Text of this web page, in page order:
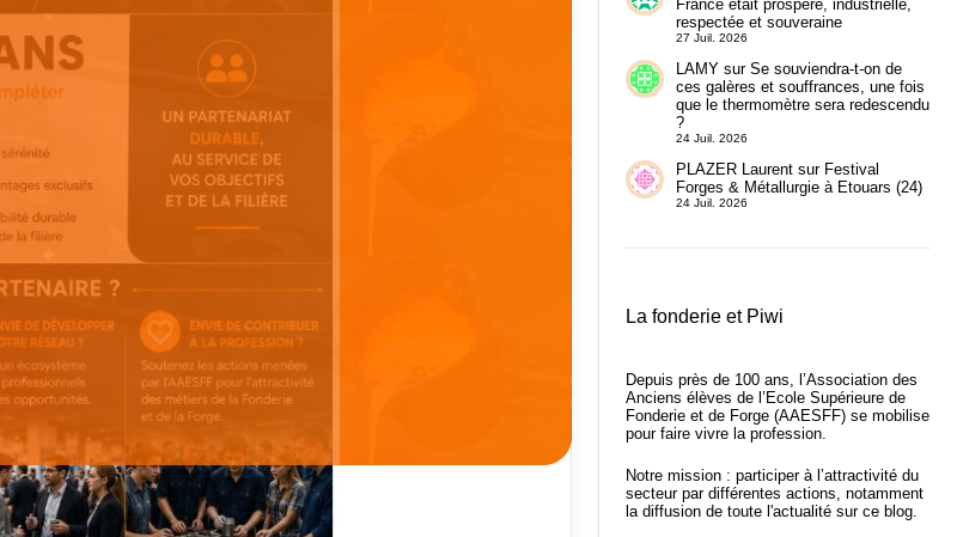
France était prospère, industrielle,
respectée et souveraine
27 Juil. 2026
LAMYsur Se souviendra-t-on de
ces galères et souffrances, une fois
que le thermomètre sera redescendu
?
24 Juil. 2026
PLAZER Laurentsur Festival
Forges & Métallurgie à Etouars (24)
24 Juil. 2026
La fonderie et Piwi
Depuis près de 100 ans, l’Association des
Anciens élèves de l’Ecole Supérieure de
Fonderie et de Forge (AAESFF) se mobilise
pour faire vivre la profession.
Notre mission : participer à l’attractivité du
secteur par différentes actions, notamment
la diffusion de toute l'actualité sur ce blog.